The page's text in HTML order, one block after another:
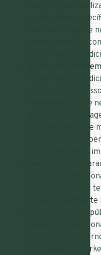
permite
público-alvo
para toda a gente
preste atenção,
de marketing
Análise de dados
de marketing
no número de
mensagem, o que
genuíno na
uma estratégia de
analisar o
as campanhas de
em
marketing
marketing digital
consideravelmente
Interação com o
marketing
garantias de
estratégia de